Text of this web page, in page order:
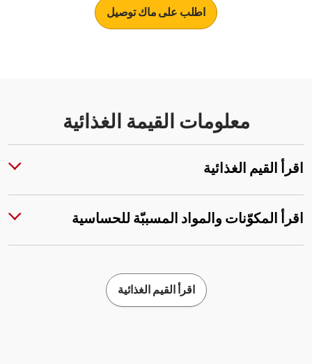
اطلب على ماك توصيل
معلومات القيمة الغذائية
اقرأ القيم الغذائية
اقرأ المكوّنات والمواد المسببّة للحساسية
اقرأ القيم الغذائية